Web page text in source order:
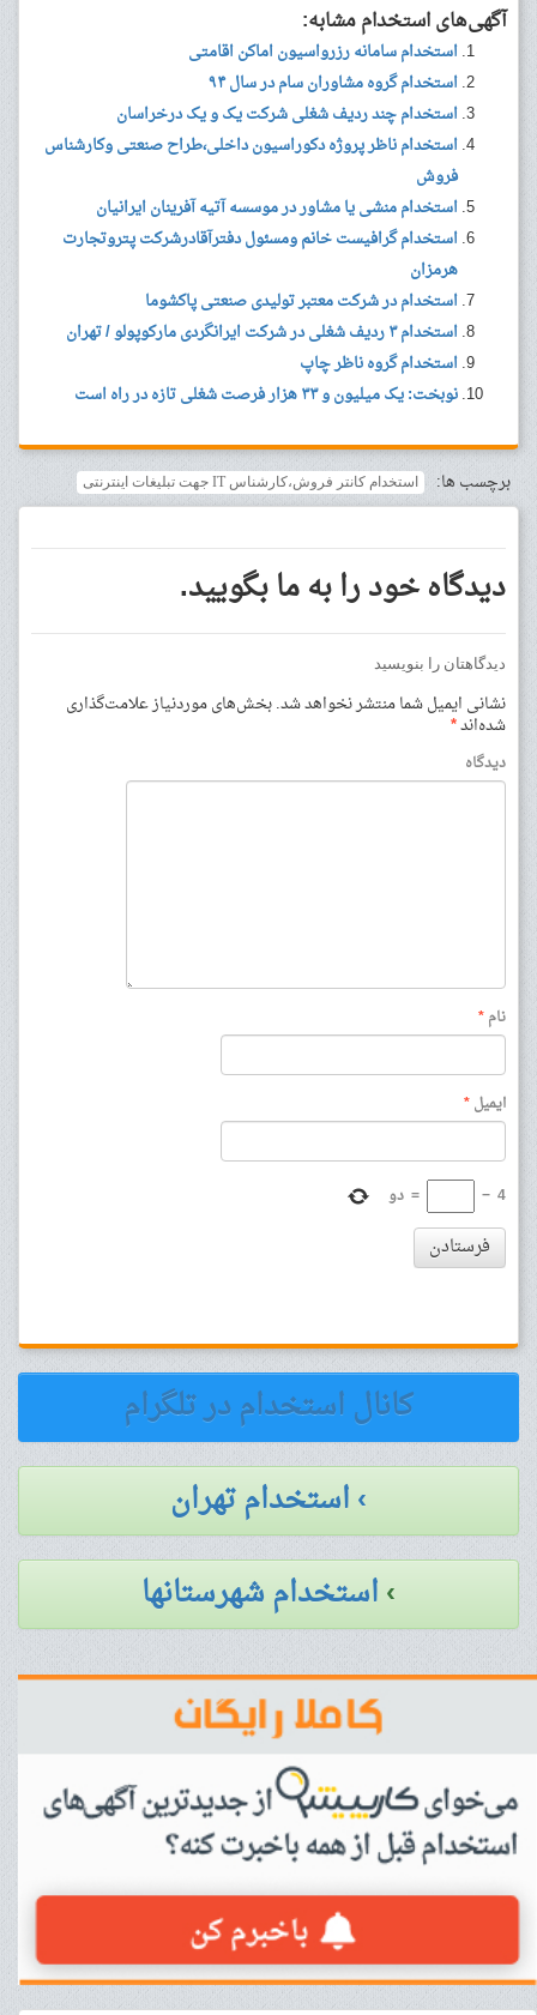
آگهی‌های استخدام مشابه:
استخدام سامانه رزرواسیون اماکن اقامتی
استخدام گروه مشاوران سام در سال ۹۴
استخدام چند ردیف شغلی شرکت یک و یک درخراسان
استخدام ناظر پروژه دکوراسیون داخلی،طراح صنعتی وکارشناس
فروش
استخدام منشی یا مشاور در موسسه آتیه آفرینان ایرانیان
استخدام گرافیست خانم ومسئول دفترآقادرشرکت پتروتجارت
هرمزان
استخدام در شرکت معتبر تولیدی صنعتی پاکشوما
استخدام ۳ ردیف شغلی در شرکت ایرانگردی مارکوپولو / تهران
استخدام گروه ناظر چاپ
نوبخت: یک میلیون و ۳۳ هزار فرصت شغلی تازه در راه است
برچسب ها: استخدام کانتر فروش،کارشناس IT جهت تبلیغات اینترنتی
دیدگاه خود را به ما بگویید.
دیدگاهتان را بنویسید
نشانی ایمیل شما منتشر نخواهد شد.بخش‌های موردنیاز علامت‌گذاری
شده‌اند*
دیدگاه
نام*
ایمیل*
4
−
= دو
فرستادن
کانال استخدام در تلگرام
› استخدام تهران
›استخدام شهرستانها